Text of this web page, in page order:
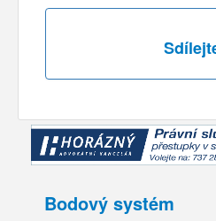
Bodový systém